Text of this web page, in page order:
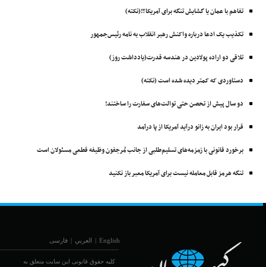
تفاهم با عمان یا گشایش تنگه برای آمریکا؟!(نکته)
تکذیب یک ادعا درباره واکنش رهبر انقلاب به نامه رئیس‌جمهور
تلاقی دو اراده پولادین در هندسه قدرت(یادداشت روز)
دستاوردی که کمتر دیده شده است (نکته)
دو سال پیش از تحصن حتی توالت‌های سفارت را ساختند!
قرار بود ایران به زانو درآید آمریکا از پا درآمد
برخورد قانونی با زمزمه‌های تسلیم‌طلبی از جانب مُرجفون وظیفه‌ قطعی مسئولان است
تنگه هرمز قابل معامله نیست برای آمریکا معبر باز نکنید
English
| العربي | فارسی
کلیه حقوق قانونی این سایت متعلق به